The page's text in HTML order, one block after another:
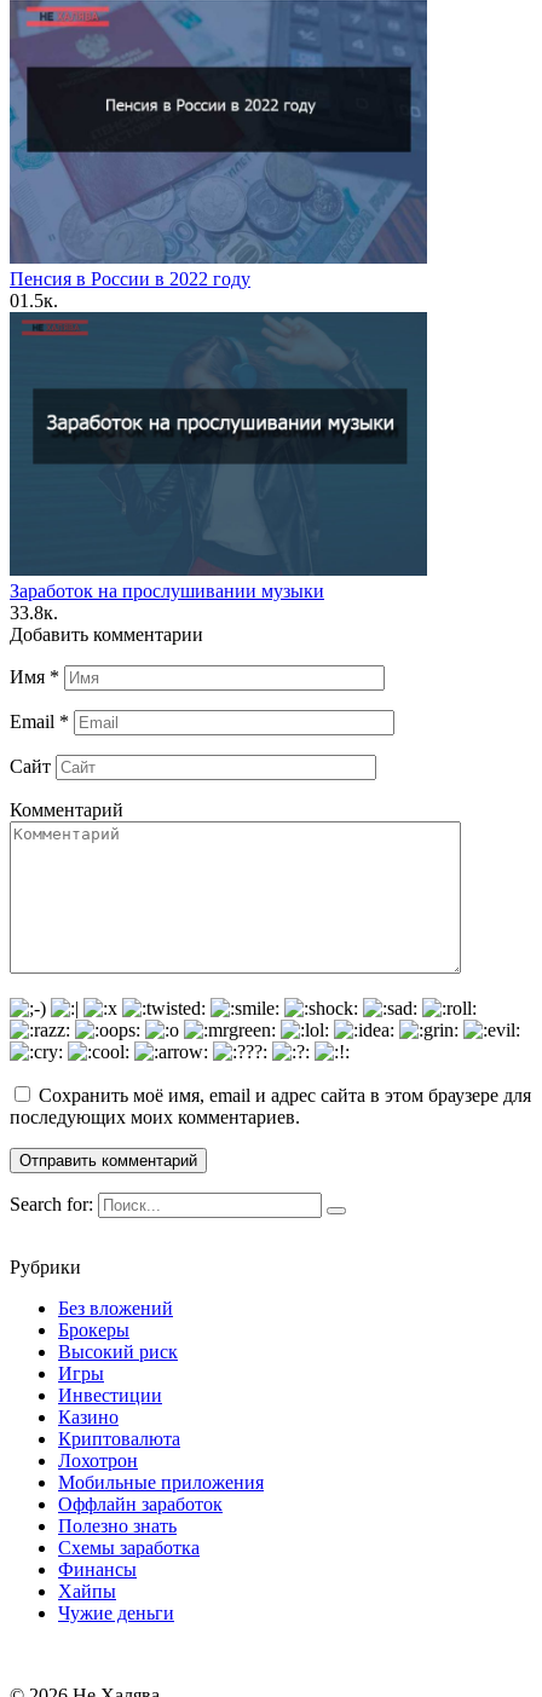
Пенсия в России в 2022 году
01.5к.
Заработок на прослушивании музыки
33.8к.
Добавить комментарии
Имя *
Email *
Сайт
Комментарий
Сохранить моё имя, email и адрес сайта в этом браузере для
последующих моих комментариев.
Search for:
Рубрики
Без вложений
Брокеры
Высокий риск
Игры
Инвестиции
Казино
Криптовалюта
Лохотрон
Мобильные приложения
Оффлайн заработок
Полезно знать
Схемы заработка
Финансы
Хайпы
Чужие деньги